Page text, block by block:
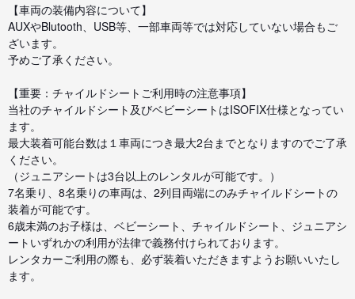
【車両の装備内容について】
AUXやBlutooth、USB等、一部車両等では対応していない場合もご
ざいます。
予めご了承ください。
【重要：チャイルドシートご利用時の注意事項】
当社のチャイルドシート及びベビーシートはISOFIX仕様となってい
ます。
最大装着可能台数は１車両につき最大2台までとなりますのでご了承
ください。
（ジュニアシートは3台以上のレンタルが可能です。）
7名乗り、8名乗りの車両は、2列目両端にのみチャイルドシートの
装着が可能です。
6歳未満のお子様は、ベビーシート、チャイルドシート、ジュニアシ
ートいずれかの利用が法律で義務付けられております。
レンタカーご利用の際も、必ず装着いただきますようお願いいたし
ます。